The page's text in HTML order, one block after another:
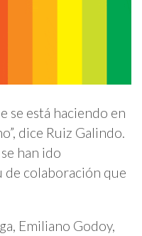
se está haciendo en
dice Ruiz Galindo.
han ido
de colaboración que
Emiliano Godoy,